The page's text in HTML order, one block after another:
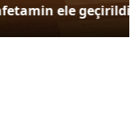
ele geçirildi